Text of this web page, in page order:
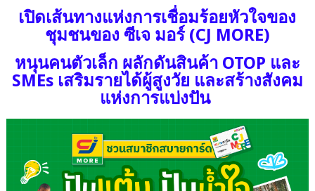
เปิดเส้นทางแห่งการเชื่อมร้อยหัวใจของ
ชุมชนของ ซีเจ มอร์ (CJ MORE)
หนุนคนตัวเล็ก ผลักดันสินค้า OTOP และ
SMEs เสริมรายได้ผู้สูงวัย และสร้างสังคม
แห่งการแบ่งปัน